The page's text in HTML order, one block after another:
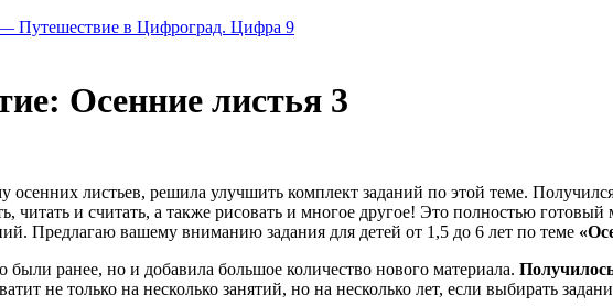
Путешествие в Цифроград. Цифра 9
Осенние листья 3
осенних листьев, решила улучшить комплект заданий по этой теме.
читать и считать, а также рисовать и многое другое! Это полностью
Предлагаю вашему вниманию задания для детей от 1,5 до 6 лет по теме
были ранее, но и добавила большое количество нового материала.
не только на несколько занятий, но на несколько лет, если выбирать